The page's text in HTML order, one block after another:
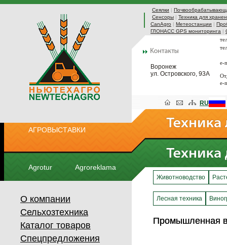
Сеялки |
Сенсоры | Техника для
CanAgro | Метеостанции |
ГЛОНАСС GPS мониторинга |
Воронеж
ул. Островского, 93А
e-
e-
АГРОВЫСТАВКИ
Agrotur Agroreklama
RU
О компании
Сельхозтехника
Каталог товаров
Спецпредложения
Животноводство
Лесная техника
Промышленная
Промышленная